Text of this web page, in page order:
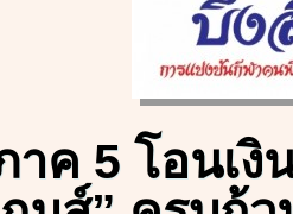
าค 5 โอนเ